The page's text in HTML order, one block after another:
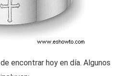
encontrar hoy en día. Algunos